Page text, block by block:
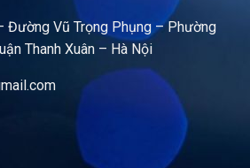
Đường Vũ Trọng Phụng – Phường
Thanh Xuân – Hà Nội